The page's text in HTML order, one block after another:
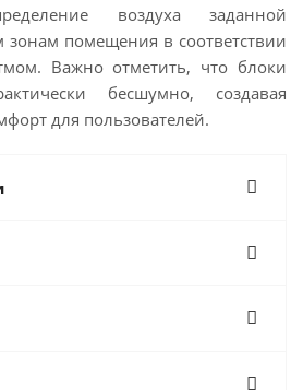
воздуха заданной
зонам помещения в соответствии
Важно отметить, что блоки
бесшумно, создавая
для пользователей.